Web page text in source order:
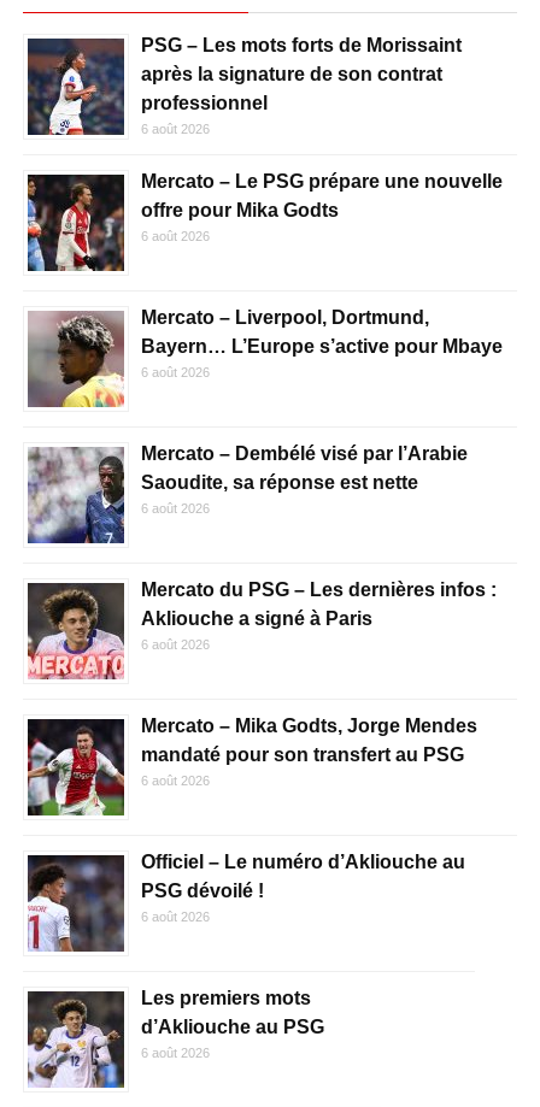
PSG – Les mots forts de Morissaint
après la signature de son contrat
professionnel
6 août 2026
Mercato – Le PSG prépare une nouvelle
offre pour Mika Godts
6 août 2026
Mercato – Liverpool, Dortmund,
Bayern… L’Europe s’active pour Mbaye
6 août 2026
Mercato – Dembélé visé par l’Arabie
Saoudite, sa réponse est nette
6 août 2026
Mercato du PSG – Les dernières infos :
Akliouche a signé à Paris
6 août 2026
Mercato – Mika Godts, Jorge Mendes
mandaté pour son transfert au PSG
6 août 2026
Officiel – Le numéro d’Akliouche au
PSG dévoilé !
6 août 2026
Les premiers mots
d’Akliouche au PSG
6 août 2026